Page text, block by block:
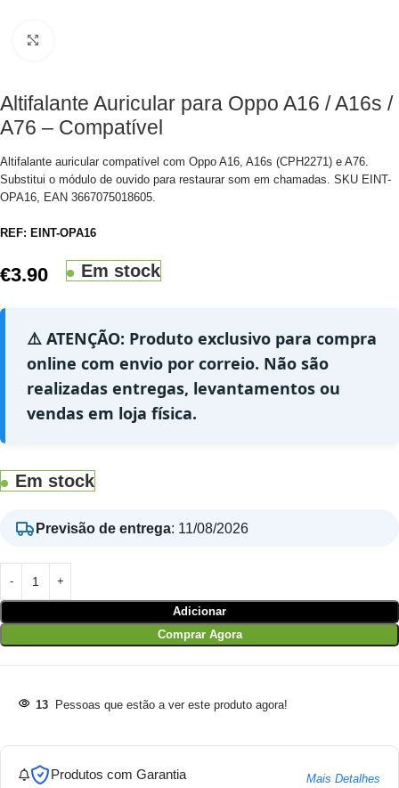
Altifalante Auricular para Oppo A16 / A16s /
A76 – Compatível
Altifalante auricular compatível com Oppo A16, A16s (CPH2271) e A76.
Substitui o módulo de ouvido para restaurar som em chamadas. SKU EINT-
OPA16, EAN 3667075018605.
REF: EINT-OPA16
€3.90 Em stock
⚠️ ATENÇÃO: Produto exclusivo para compra
online com envio por correio. Não são
realizadas entregas, levantamentos ou
vendas em loja física.
Em stock
Previsão de entrega: 11/08/2026
Adicionar
Comprar Agora
13 Pessoas que estão a ver este produto agora!
Produtos com Garantia Mais Detalhes